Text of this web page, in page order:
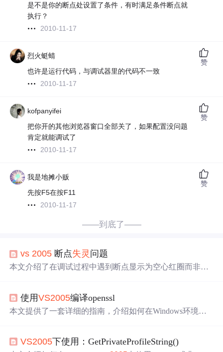
是不是你的断点处设置了条件，有时满足条件断点就
执行？
2010-11-17
烈火蜓蜻
也许是运行代码，与调试器里的代码不一致
2010-11-17
赞
kofpanyifei
把你开的其他浏览器窗口全部关了，如果配置没问题
肯定就能调试了
2010-11-17
赞
我是地摊小贩
先按F5在按F11
2010-11-17
赞
——到底了——
vs 2005 断点失灵 问题
本文介绍了在调试过程中遇到断点显示为空心红圈而非正
调试。
使用VS2005编译openssl
本文提供了一套详细的指南，介绍如何在Windows环境下
过程及证书生成步骤。
VS2005下使用：GetPrivateProfileString()